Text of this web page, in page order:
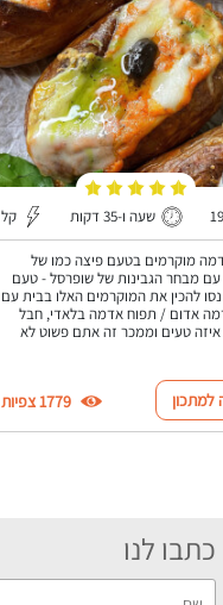
שעה ו-35 דקות קל
מוקרמים בטעם פיצה כמו של
עם מבחר הגבינות של שופרסל - טעם
להכין את המוקרמים האלו בבית עם
אדום / תפוח אדמה בלאדי, חבל
טעים וממכר זה אתם פשוט לא
למתכון 1779 צפיות
כתבו לנו